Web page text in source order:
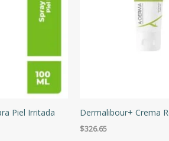
Piel Irritada
Dermalibour+ Crema
$326.65